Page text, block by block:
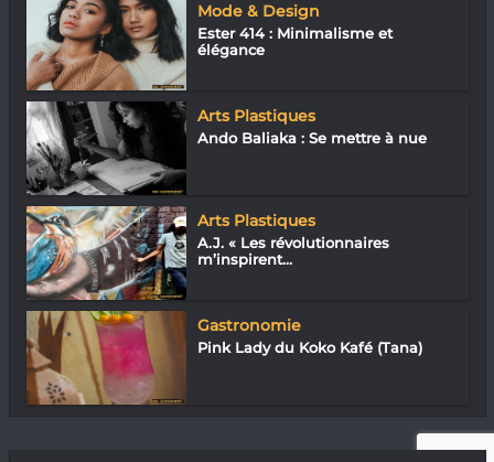
Mode & Design
Ester 414 : Minimalisme et
élégance
Arts Plastiques
Ando Baliaka : Se mettre à nue
Arts Plastiques
A.J. « Les révolutionnaires
m’inspirent...
Gastronomie
Pink Lady du Koko Kafé (Tana)